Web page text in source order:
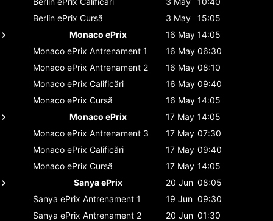
Berlin ePrix Cursă 3 May
15:05
Monaco ePrix
16 May 14:05
Monaco ePrix Antrenament 1 16 May 06:30
Monaco ePrix Antrenament 2 16 May 08:10
Monaco ePrix Calificări 16 May 09:40
Monaco ePrix Cursă 16 May 14:05
Monaco ePrix
17 May 14:05
Monaco ePrix Antrenament 3 17 May 07:30
Monaco ePrix Calificări 17 May 09:40
Monaco ePrix Cursă 17 May 14:05
Sanya ePrix
20 Jun 08:05
Sanya ePrix Antrenament 1 19 Jun 09:30
Sanya ePrix Antrenament 2 20 Jun 01:30